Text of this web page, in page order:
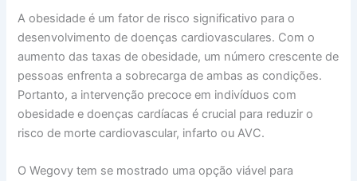
A obesidade é um fator de risco significativo para o
desenvolvimento de doenças cardiovasculares. Com o
aumento das taxas de obesidade, um número crescente de
pessoas enfrenta a sobrecarga de ambas as condições.
Portanto, a intervenção precoce em indivíduos com
obesidade e doenças cardíacas é crucial para reduzir o
risco de morte cardiovascular, infarto ou AVC.
O Wegovy tem se mostrado uma opção viável para